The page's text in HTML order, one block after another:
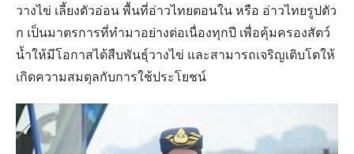
วางไข่ เลี้ยงตัวอ่อน พื้นที่อ่าวไทยตอนใน หรือ อ่าวไทยรูปตัว
ก เป็นมาตรการที่ทำมาอย่างต่อเนื่องทุกปี เพื่อคุ้มครองสัตว์
น้ำให้มีโอกาสได้สืบพันธุ์วางไข่ และสามารถเจริญเติบโตให้
เกิดความสมดุลกับการใช้ประโยชน์